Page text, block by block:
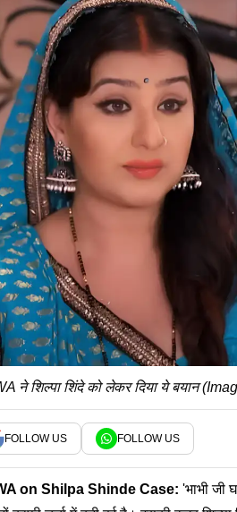
ने शिल्पा शिंदे को लेकर दिया ये बयान
FOLLOW US FOLLOW US
on Shilpa Shinde Case: 'भाभी जी